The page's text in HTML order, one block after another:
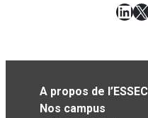
X
A propos de l’ESSEC
Nos campus